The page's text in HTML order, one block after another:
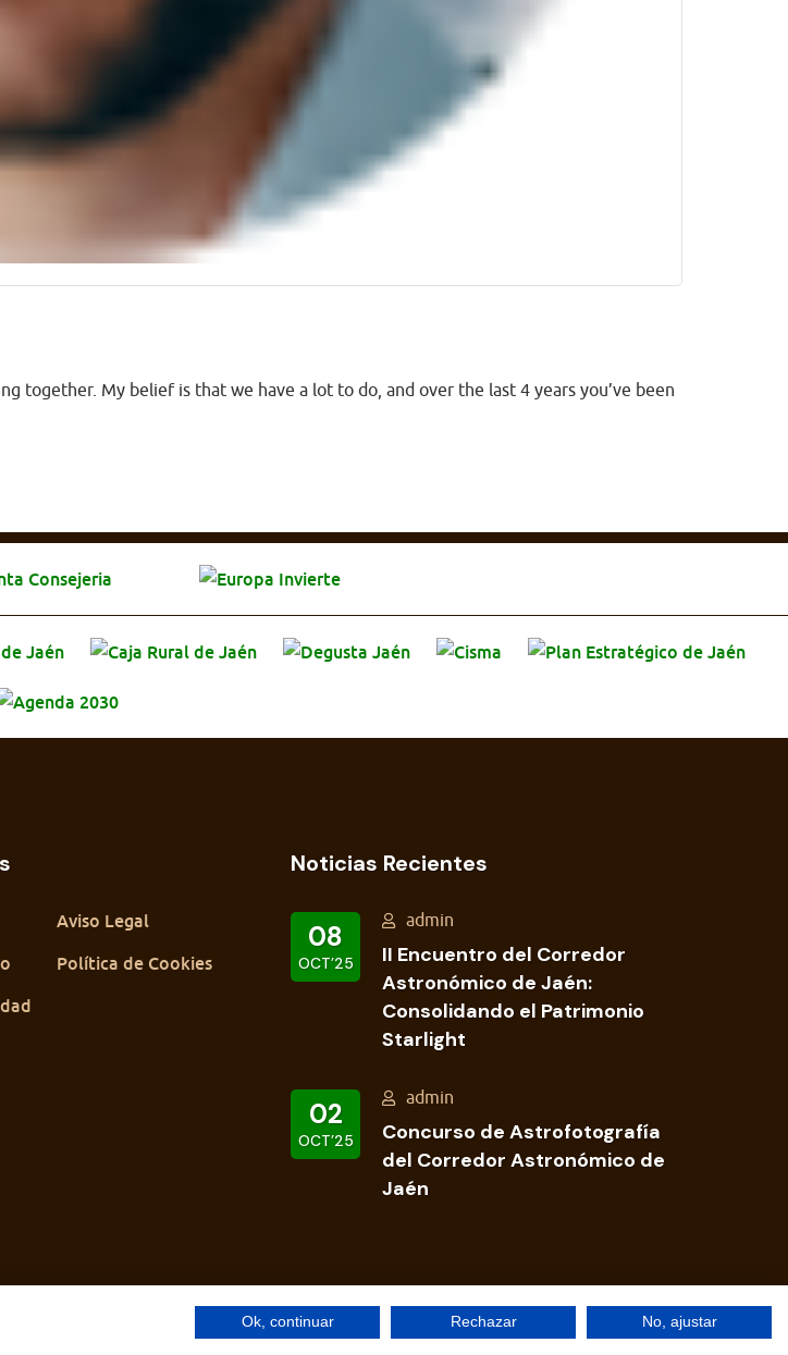
together. My belief is that we have a lot to do, and over the last 4 years you’ve been
Aviso Legal
Política de Cookies
Noticias Recientes
08
OCT’25
admin
II Encuentro del Corredor
Astronómico de Jaén:
Consolidando el Patrimonio
Starlight
02
OCT’25
admin
Concurso de Astrofotografía
del Corredor Astronómico de
Jaén
Ok, continuar Rechazar No, ajustar